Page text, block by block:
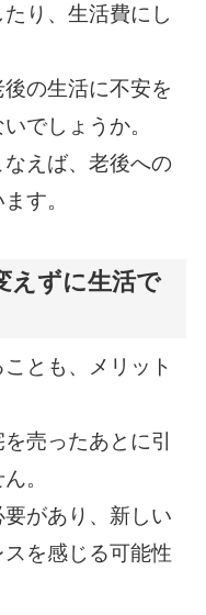
り、生活費にし
の生活に不安を
でしょうか。
えば、老後への
す。
えずに生活で
とも、メリット
売ったあとに引
。
があり、新しい
を感じる可能性